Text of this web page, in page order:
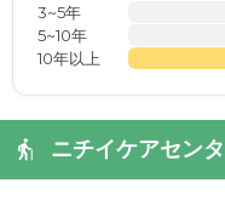
3~5年
5~10年
10年以上
ニチイケアセン